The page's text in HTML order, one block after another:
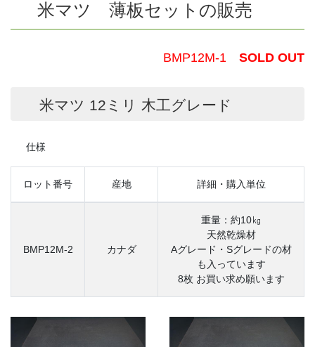
米マツ 薄板セットの販売
BMP12M-1 SOLD OUT
米マツ 12ミリ 木工グレード
仕様
ロット番号 産地 詳細・購入単位
BMP12M-2 カナダ
重量：約10㎏
天然乾燥材
Aグレード・Sグレードの材
も入っています
8枚 お買い求め願います